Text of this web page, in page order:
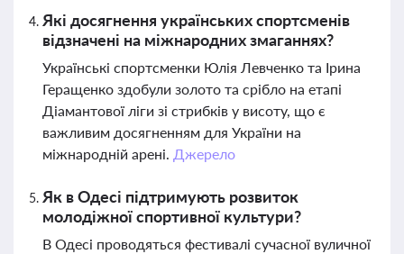
Які досягнення українських спортсменів
відзначені на міжнародних змаганнях?
Українські спортсменки Юлія Левченко та Ірина
Геращенко здобули золото та срібло на етапі
Діамантової ліги зі стрибків у висоту, що є
важливим досягненням для України на
міжнародній арені. Джерело
Як в Одесі підтримують розвиток
молодіжної спортивної культури?
В Одесі проводяться фестивалі сучасної вуличної